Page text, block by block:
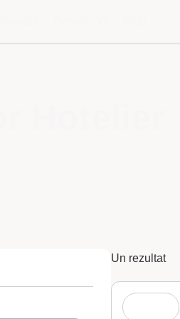
Un rezultat